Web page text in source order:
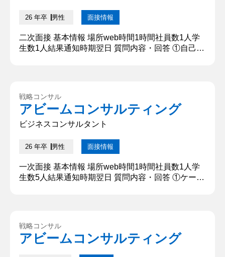
26 年卒 男性 面接情報
二次面接 基本情報 場所web時間1時間社員数1人学
生数1人結果通知時期翌日 質問内容・回答 ①自己紹
動内外のマネジメントで定量・定性の両面から仲間
と目標を実現できたと自負しております。このよう
に組織の現状を捉え、仲...
戦略コンサル
アビームコンサルティング
ビジネスコンサルタント
26 年卒 男性 面接情報
一次面接 基本情報 場所web時間1時間社員数1人学
生数5人結果通知時期翌日 質問内容・回答 ①ケース
トに、SNSによる招致やキャンペーン活動の実施を
提案します。 客数を増やすことによって中長期的に
戦略コンサル
アビームコンサルティング